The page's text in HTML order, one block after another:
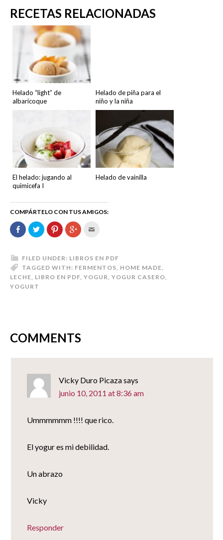
RECETAS RELACIONADAS
Helado “light” de
albaricoque
Helado de piña para el
niño y la niña
El helado: jugando al
quimicefa I
Helado de vainilla
COMPÁRTELO CON TUS AMIGOS:
Comparte
en
Facebook
en
una
ventana
nueva)
Haz
clic
para
Twitter
(Se
abre
en
una
Haz
clic
para
Pinterest
(Se
abre
en
una
Haz
clic
Google+
(Se
abre
en
una
correo
electrónico
a
un
amigo
FILED UNDER: LIBROS EN PDF
TAGGED WITH: FERMENTOS HOME MADE
LECHE LIBRO EN PDF YOGUR YOGUR CASERO
YOGURT
COMMENTS
Vicky Duro Picazasays
junio 10, 2011 at 8:36 am
Ummmmmm !!!! que rico.
El yogur es mi debilidad.
Un abrazo
Vicky
Responder